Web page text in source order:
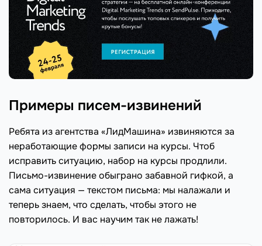
Примеры писем-извинений
Ребята из агентства «ЛидМашина» извиняются за
неработающие формы записи на курсы. Чтоб
исправить ситуацию, набор на курсы продлили.
Письмо-извинение обыграно забавной гифкой, а
сама ситуация — текстом письма: мы налажали и
теперь знаем, что сделать, чтобы этого не
повторилось. И вас научим так не лажать!